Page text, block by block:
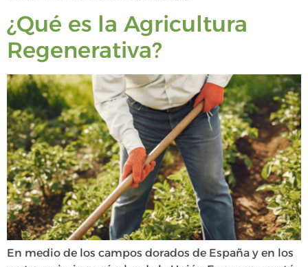
¿Qué es la Agricultura
Regenerativa?
En medio de los campos dorados de España y en los